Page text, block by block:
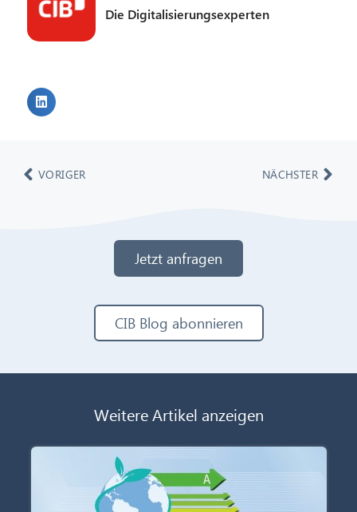
Die Digitalisierungsexperten
VORIGER NÄCHSTER
Jetzt anfragen
CIB Blog abonnieren
Weitere Artikel anzeigen